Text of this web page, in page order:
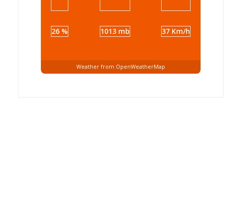
26 % 1013 mb 37 Km/h
Weather from OpenWeatherMap